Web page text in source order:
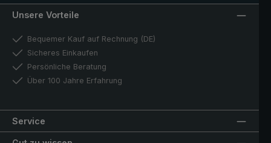
Unsere Vorteile
Bequemer Kauf auf Rechnung (DE)
Sicheres Einkaufen
Persönliche Beratung
Über 100 Jahre Erfahrung
Service